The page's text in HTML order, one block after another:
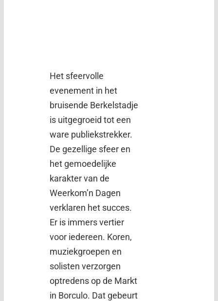
Het sfeervolle
evenement in het
bruisende Berkelstadje
is uitgegroeid tot een
ware publiekstrekker.
De gezellige sfeer en
het gemoedelijke
karakter van de
Weerkom’n Dagen
verklaren het succes.
Er is immers vertier
voor iedereen. Koren,
muziekgroepen en
solisten verzorgen
optredens op de Markt
in Borculo. Dat gebeurt